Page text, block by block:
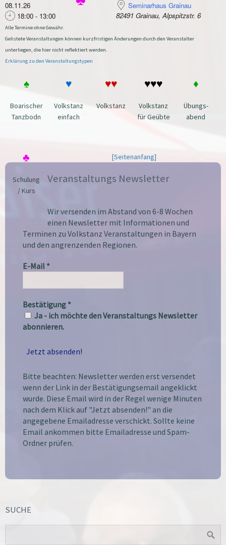
08.11.26
18:00 - 13:00
Seminarhaus Grainau
82491 Grainau, Alpspitzstr. 6
Alle Termine ohne Gewähr.
Gelistete Veranstaltungen können kurzfristigen Änderungen durch den Veranstalter
unterliegen, die hier nicht reflektiert werden.
Erklärung zu den Veranstaltungstypen
♠
Boarischer
Tanzbodn
♥
Volkstanz
einfach
♥♥
Volkstanz
♥♥♥
Volkstanz
für Geübte
♦
Übungs-
abend
♣
Schulung
/ Kurs
[Seitenanfang]
Veranstaltungs Newsletter
Wir versenden im Abstand von 6-8 Wochen
einen Newsletter mit Informationen und
Terminen zu Volkstanz Veranstaltungen in Bayern
und den angrenzenden Regionen.
E-Mail *
Bestätigung *
Ja - ich möchte den Veranstaltungs Newsletter
abonnieren.
Bitte beachten: Newsletter werden erst versendet
wenn der Link in der Bestätigungsemail angeklickt
wurde. Diese Email wird in der Regel wenige Minuten
nach dem Klick auf "Jetzt absenden!" an die
angegebene Emailadresse verschickt. Sollte keine
Email ankommen bitte Emailadresse und Spam-
Ordner prüfen.
SUCHE